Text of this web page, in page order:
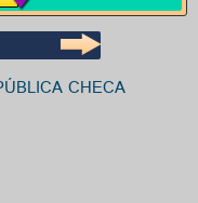
CHECA